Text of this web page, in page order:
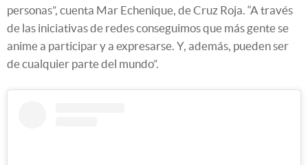
personas”, cuenta Mar Echenique, de Cruz Roja. “A través
de las iniciativas de redes conseguimos que más gente se
anime a participar y a expresarse. Y, además, pueden ser
de cualquier parte del mundo”.